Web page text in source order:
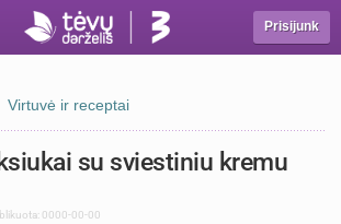
Prisijunk
Virtuvė ir receptai
su sviestiniu kremu
0000-00-00